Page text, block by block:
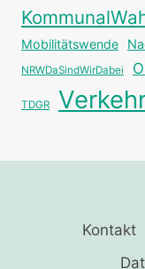
Mobilitätswende
NRWDaSindWirDabei
TDGR
Kontakt